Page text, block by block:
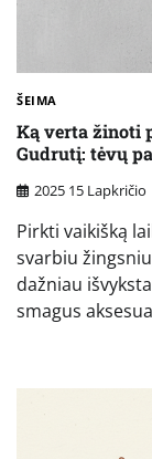
ŠEIMA
Ką verta žinoti
Gudrutį: tėvų
2025 15 Lapkričio
Pirkti vaikišką
svarbiu
dažniau
smagus